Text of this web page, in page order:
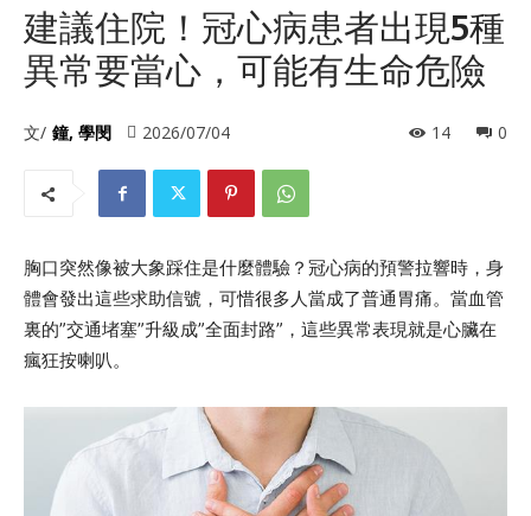
建議住院！冠心病患者出現5種
異常要當心，可能有生命危險
文/ 鐘, 學閔 2026/07/04 0
14
胸口突然像被大象踩住是什麼體驗？冠心病的預警拉響時，身
體會發出這些求助信號，可惜很多人當成了普通胃痛。當血管
裏的”交通堵塞”升級成”全面封路”，這些異常表現就是心臟在
瘋狂按喇叭。